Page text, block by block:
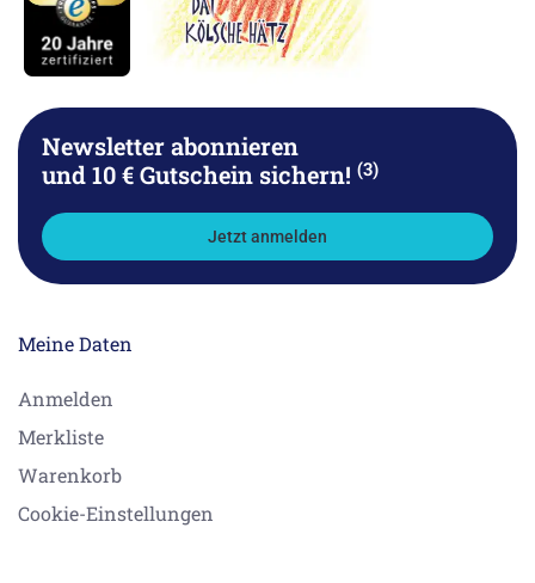
Newsletter abonnieren
und 10 € Gutschein sichern! (3)
Jetzt anmelden
Meine Daten
Anmelden
Merkliste
Warenkorb
Cookie-Einstellungen